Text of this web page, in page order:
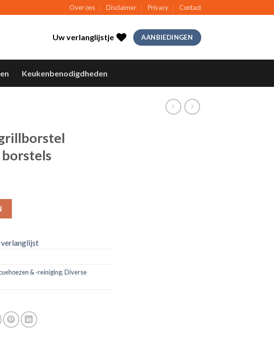
Over ons Disclaimer Privacy Contact
Uw verlanglijstje AANBIEDINGEN
Keukenbenodigdheden
verlanglijst
& -reiniging,Diverse